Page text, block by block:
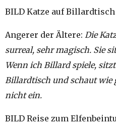
BILD Katze auf Billardtisch
Angerer der Ältere: Die
surreal, sehr magisch. Sie
Wenn ich Billard spiele,
Billardtisch und schaut wie
nicht ein.
BILD Reise zum